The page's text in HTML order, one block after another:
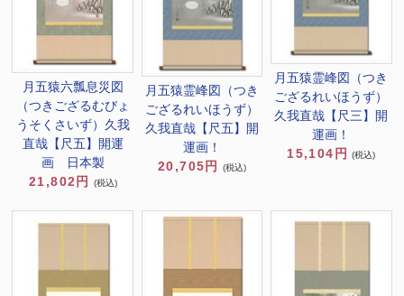
月五猿六瓢息災図
（つきござるむびょ
うそくさいず）久我
直哉【尺五】開運
画 日本製
21,802円
(税込)
月五猿霊峰図（つき
ござるれいほうず）
久我直哉【尺五】開
運画！
20,705円
(税込)
月五猿霊峰図（つき
ござるれいほうず）
久我直哉【尺三】開
運画！
15,104円
(税込)